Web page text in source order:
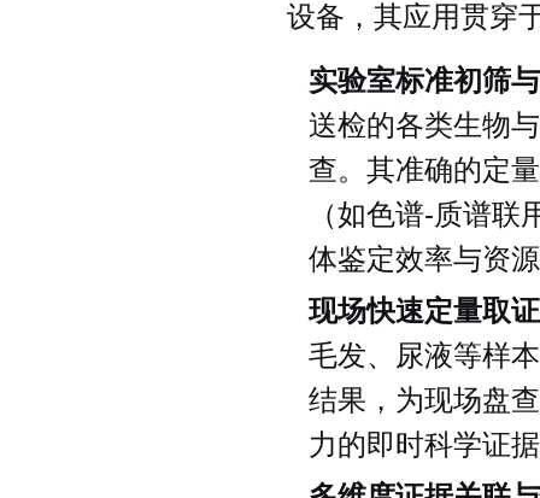
设备，其应用贯穿
实验室标准初筛
送检的各类生物
查。其准确的定
（如色谱-质谱
体鉴定效率与资
现场快速定量取
毛发、尿液等样
结果，为现场盘
力的即时科学证